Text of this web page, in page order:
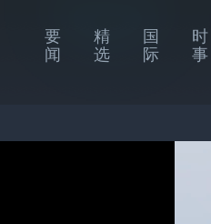
要
闻
精
选
国
际
时
事